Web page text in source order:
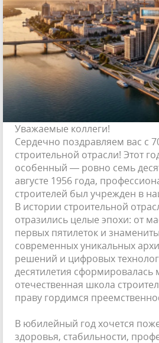
Уважаемые коллеги!
Сердечно поздравляем вас с
строительной отрасли! Этот
особенный — ровно семь
августе 1956 года,
строителей был учрежден в
В истории строительной
отразились целые эпохи: от
первых пятилеток и
современных уникальных
решений и цифровых
десятилетия
отечественная школа
праву гордимся
В юбилейный год хочется
здоровья, стабильности,